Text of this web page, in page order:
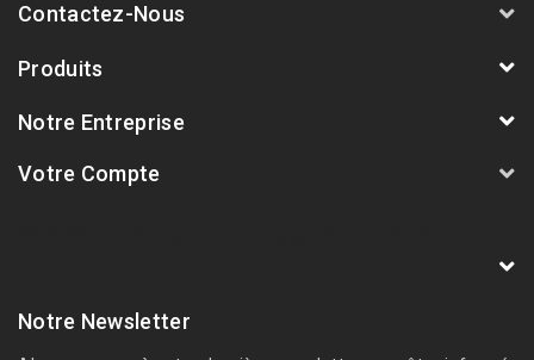
Contactez-Nous
Produits
Notre Entreprise
Votre Compte
Notre Newsletter